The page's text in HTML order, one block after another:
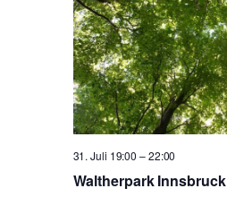
31. Juli 19:00 –22:00
Waltherpark Innsbruck